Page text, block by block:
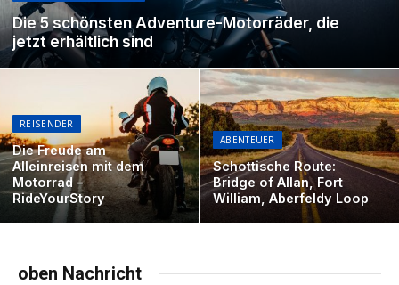
Die 5 schönsten Adventure-Motorräder, die
jetzt erhältlich sind
REISENDER
Die Freude am
Alleinreisen mit dem
Motorrad –
RideYourStory
ABENTEUER
Schottische Route:
Bridge of Allan, Fort
William, Aberfeldy Loop
oben Nachricht